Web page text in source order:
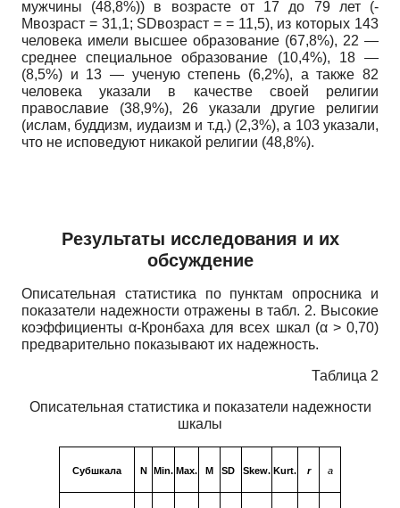
мужчины (48,8%)) в возрасте от 17 до 79 лет (-
Мвозраст = 31,1; SDвозраст = = 11,5), из которых 143
человека имели высшее образование (67,8%), 22 —
среднее специальное образование (10,4%), 18 —
(8,5%) и 13 — ученую степень (6,2%), а также 82
человека указали в качестве своей религии
православие (38,9%), 26 указали другие религии
(ислам, буддизм, иудаизм и т.д.) (2,3%), а 103 указали,
что не исповедуют никакой религии (48,8%).
Результаты исследования и их
обсуждение
Описательная статистика по пунктам опросника и
показатели надежности отражены в табл. 2. Высокие
коэффициенты α-Кронбаха для всех шкал (α > 0,70)
предварительно показывают их надежность.
Таблица 2
Описательная статистика и показатели надежности
шкалы
Субшкала N Min. Max. M SD Skew. Kurt. r а